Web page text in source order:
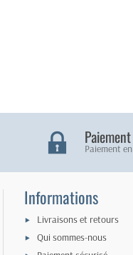
Paiement
Informations
Livraisons et retours
Qui sommes-nous